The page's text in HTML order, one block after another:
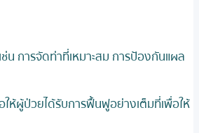
การจัดท่าที่เหมาะสม การป้องกันแผล
ห้ผู้ป่วยได้รับการฟื้นฟูอย่างเต็มที่เพื่อให้